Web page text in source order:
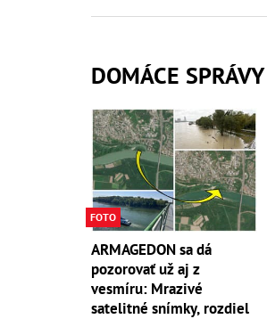
DOMÁCE SPRÁVY
FOTO
ARMAGEDON sa dá
pozorovať už aj z
vesmíru: Mrazivé
satelitné snímky, rozdiel